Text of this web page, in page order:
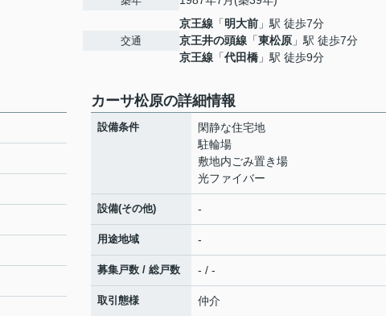
交通
京王線 「明大前 」駅 徒歩7分
京王井の頭線 「東松原 」駅 徒歩7分
京王線 「代田橋 」駅 徒歩9分
カーサ松原の詳細情報
設備条件
閑静な住宅地
駐輪場
敷地内ごみ置き場
光ファイバー
設備(その他) -
用途地域 -
募集戸数 / 総戸数 - / -
取引態様 仲介